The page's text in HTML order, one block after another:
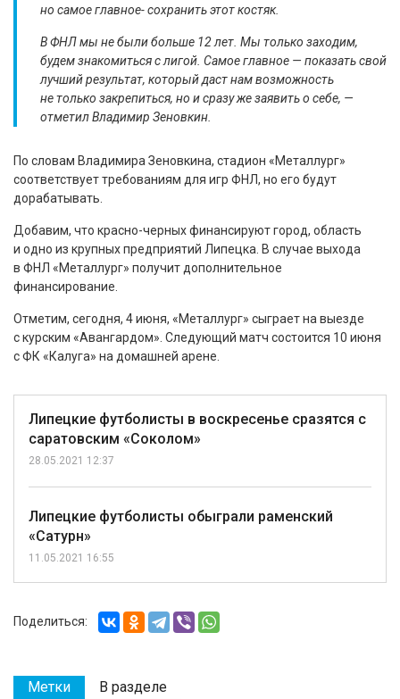
но самое главное- сохранить этот костяк.
В ФНЛ мы не были больше 12 лет. Мы только заходим,
будем знакомиться с лигой. Самое главное — показать свой
лучший результат, который даст нам возможность
не только закрепиться, но и сразу же заявить о себе, —
отметил Владимир Зеновкин.
По словам Владимира Зеновкина, стадион «Металлург»
соответствует требованиям для игр ФНЛ, но его будут
дорабатывать.
Добавим, что красно-черных финансируют город, область
и одно из крупных предприятий Липецка. В случае выхода
в ФНЛ «Металлург» получит дополнительное
финансирование.
Отметим, сегодня, 4 июня, «Металлург» сыграет на выезде
с курским «Авангардом». Следующий матч состоится 10 июня
с ФК «Калуга» на домашней арене.
Липецкие футболисты в воскресенье сразятся с
саратовским «Соколом»
28.05.2021 12:37
Липецкие футболисты обыграли раменский
«Сатурн»
11.05.2021 16:55
Поделиться:
Метки В разделе